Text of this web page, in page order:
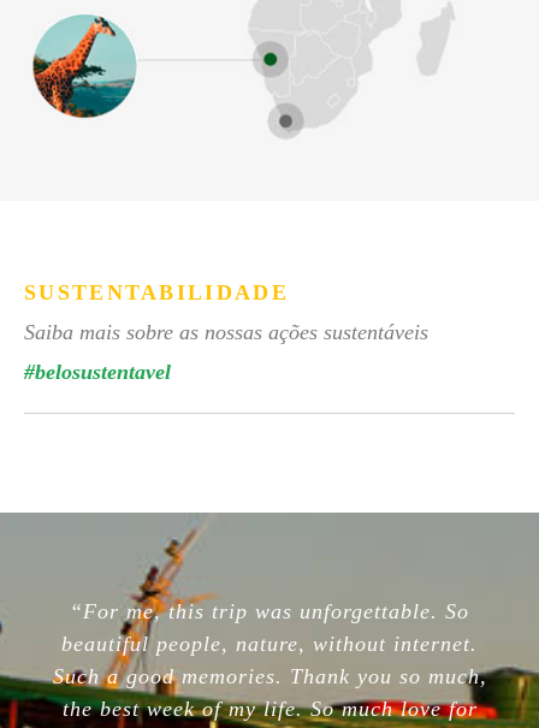
SUSTENTABILIDADE
Saiba mais sobre as nossas ações sustentáveis
#belosustentavel
“For me, this trip was unforgettable. So
beautiful people, nature, without internet.
Such a good memories. Thank you so much,
the best week of my life. So much love for